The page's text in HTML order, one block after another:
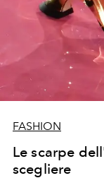
FASHION
Le scarpe
scegliere